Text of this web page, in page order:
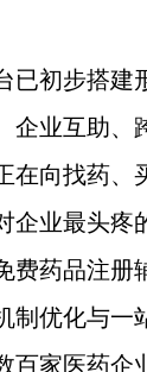
初步搭建
企业互助、
在向找药、
企业最头疼
费药品注册
制优化与一
百家医药企